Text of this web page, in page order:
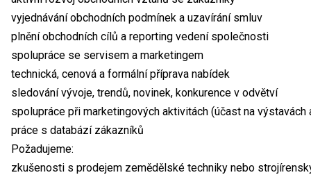
vyjednávání obchodních podmínek a uzavírání smluv
plnění obchodních cílů a reporting vedení společnosti
spolupráce se servisem a marketingem
technická, cenová a formální příprava nabídek
sledování vývoje, trendů, novinek, konkurence v odvětví
spolupráce při marketingových aktivitách (účast na výstavách
práce s databází zákazníků
Požadujeme:
zkušenosti s prodejem zemědělské techniky nebo